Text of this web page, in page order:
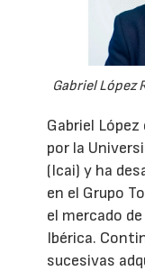
Gabriel López
Gabriel
por la
(Icai) y ha
en el Grupo
el mercado
Ibérica.
sucesivas